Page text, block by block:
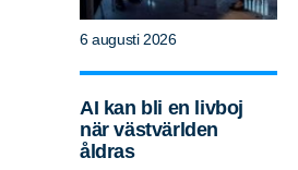
6 augusti 2026
AI kan bli en livboj
när västvärlden
åldras